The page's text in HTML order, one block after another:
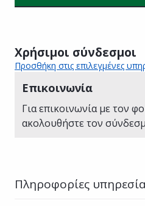
Χρήσιμοι σύνδεσμοι
Προσθήκη στις επιλεγμένες
Επικοινωνία
Για επικοινωνία με τον
ακολουθήστε τον
Πληροφορίες